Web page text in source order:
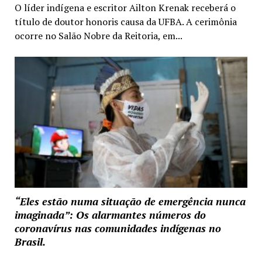
O líder indígena e escritor Ailton Krenak receberá o
título de doutor honoris causa da UFBA. A cerimônia
ocorre no Salão Nobre da Reitoria, em...
“Eles estão numa situação de emergência nunca
imaginada”: Os alarmantes números do
coronavírus nas comunidades indígenas no
Brasil.